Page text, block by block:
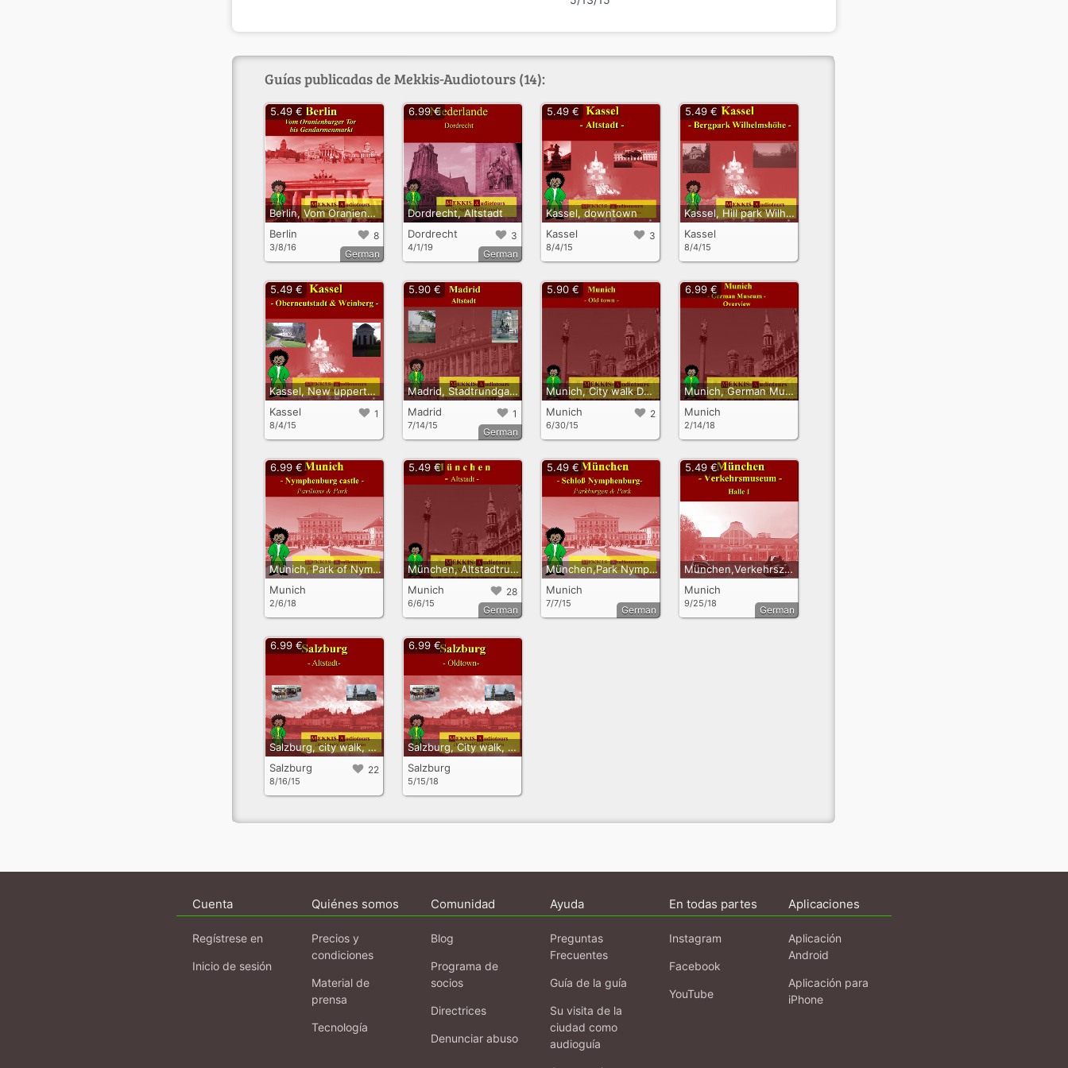
Guías publicadas de Mekkis-Audiotours (14):
Berlin, Vom Oranienburger Tor zum Gendarmenmarkt
8
Berlin
3/8/16
5.49 €
German
Dordrecht, Altstadt
3
Dordrecht
4/1/19
6.99 €
German
Kassel, downtown
3
Kassel
8/4/15
5.49 €
Kassel, Hill park Wilhelmshöhe
Kassel
8/4/15
5.49 €
Kassel, New uppertown and vineyard
1
Kassel
8/4/15
5.49 €
Madrid, Stadtrundgang
1
Madrid
7/14/15
5.90 €
German
Munich, City walk Downtown
2
Munich
6/30/15
5.90 €
Munich, German Museum, Overview
Munich
2/14/18
6.99 €
Munich, Park of Nymphenburg Palace
Munich
2/6/18
6.99 €
München, Altstadtrundgang
28
Munich
6/6/15
5.49 €
German
München,Park Nymphenburg
Munich
7/7/15
5.49 €
German
München,Verkehrszentrum, Halle 1
Munich
9/25/18
5.49 €
German
Salzburg, city walk, down town
22
Salzburg
8/16/15
6.99 €
Salzburg, City walk, downtown
Salzburg
5/15/18
6.99 €
Cuenta
Regístrese en
Inicio de sesión
Quiénes somos
Precios y
condiciones
Material de
prensa
Tecnología
Comunidad
Blog
Programa de
socios
Directrices
Denunciar abuso
Ayuda
Preguntas
Frecuentes
Guía de la guía
Su visita de la
ciudad como
audioguía
En todas partes
Instagram
Facebook
YouTube
Aplicaciones
Aplicación
Android
Aplicación para
iPhone